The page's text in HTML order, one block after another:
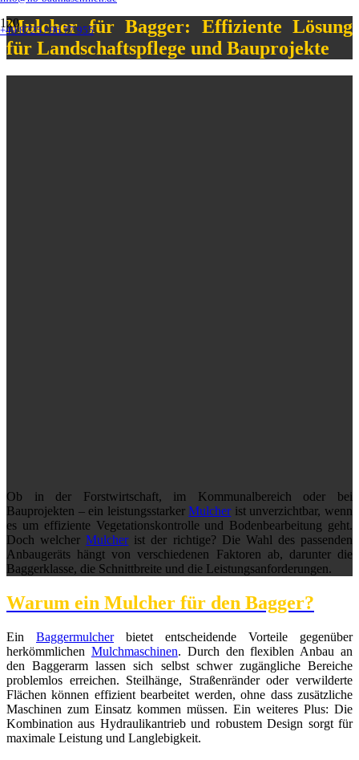
+49 8725 / 96 77 955
Mulcher für Bagger: Effiziente Lösung
für Landschaftspflege und Bauprojekte
Ob in der Forstwirtschaft, im Kommunalbereich oder bei
Bauprojekten – ein leistungsstarkerMulcherist unverzichtbar, wenn
es um effiziente Vegetationskontrolle und Bodenbearbeitung geht.
Doch welcherMulcherist der richtige? Die Wahl des passenden
Anbaugeräts hängt von verschiedenen Faktoren ab, darunter die
Baggerklasse, die Schnittbreite und die Leistungsanforderungen.
Warum ein Mulcher für den Bagger?
Ein Baggermulcherbietet entscheidende Vorteile gegenüber
herkömmlichen Mulchmaschinen. Durch den flexiblen Anbau an
den Baggerarm lassen sich selbst schwer zugängliche Bereiche
problemlos erreichen. Steilhänge, Straßenränder oder verwilderte
Flächen können effizient bearbeitet werden, ohne dass zusätzliche
Maschinen zum Einsatz kommen müssen. Ein weiteres Plus: Die
Kombination aus Hydraulikantrieb und robustem Design sorgt für
maximale Leistung und Langlebigkeit.